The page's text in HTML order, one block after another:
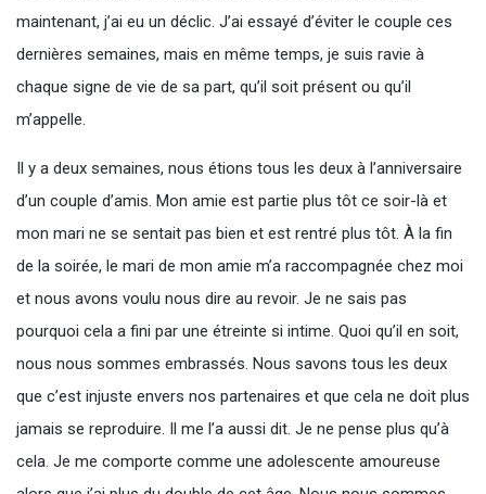
maintenant, j’ai eu un déclic. J’ai essayé d’éviter le couple ces
dernières semaines, mais en même temps, je suis ravie à
chaque signe de vie de sa part, qu’il soit présent ou qu’il
m’appelle.
Il y a deux semaines, nous étions tous les deux à l’anniversaire
d’un couple d’amis. Mon amie est partie plus tôt ce soir-là et
mon mari ne se sentait pas bien et est rentré plus tôt. À la fin
de la soirée, le mari de mon amie m’a raccompagnée chez moi
et nous avons voulu nous dire au revoir. Je ne sais pas
pourquoi cela a fini par une étreinte si intime. Quoi qu’il en soit,
nous nous sommes embrassés. Nous savons tous les deux
que c’est injuste envers nos partenaires et que cela ne doit plus
jamais se reproduire. Il me l’a aussi dit. Je ne pense plus qu’à
cela. Je me comporte comme une adolescente amoureuse